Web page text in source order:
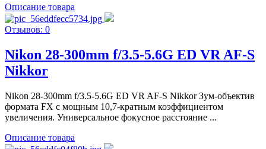
Описание товара
Отзывов: 0
Nikon 28-300mm f/3.5-5.6G ED VR AF-S
Nikkor
Nikon 28-300mm f/3.5-5.6G ED VR AF-S Nikkor Зум-объектив
формата FX с мощным 10,7-кратным коэффициентом
увеличения. Универсальное фокусное расстояние ...
Описание товара